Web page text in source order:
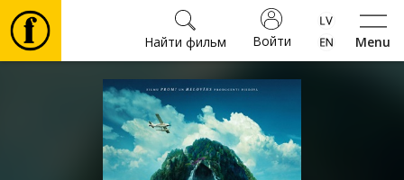
Menu
Войти
Найти фильм
Фильмы